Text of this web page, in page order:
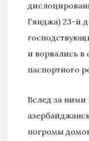
Гянджа) 23-й
и ворвались в
паспортного
Вслед за
погромы